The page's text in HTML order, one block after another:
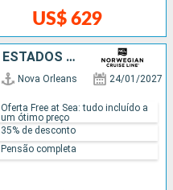
US$ 629
MÉXICO, HONDURAS, BELIZE, ESTADOS UNIDOS
Nova Orleans 24/01/2027
Oferta Free at Sea: tudo incluído a
um ótimo preço
35% de desconto
Pensão completa